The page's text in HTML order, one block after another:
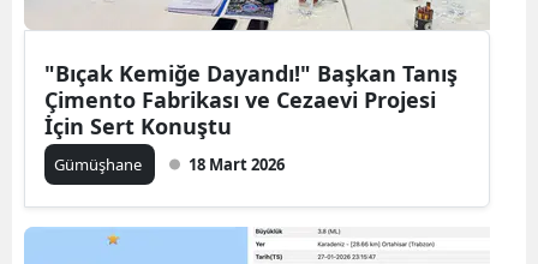
"Bıçak Kemiğe Dayandı!" Başkan Tanış
Çimento Fabrikası ve Cezaevi Projesi
İçin Sert Konuştu
Gümüşhane 18 Mart 2026